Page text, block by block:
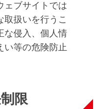
ェブサイトでは
取扱いを行うこ
な侵入、個人情
い等の危険防止
限